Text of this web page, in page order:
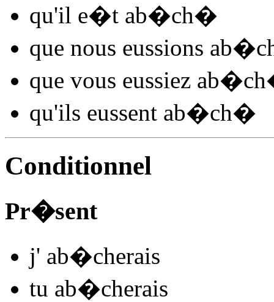
qu'il e�t ab�ch�
que nous eussions
que vous eussiez ab�ch
qu'ils eussent ab�ch�
Conditionnel
Pr�sent
j' ab�cherais
tu ab�cherais